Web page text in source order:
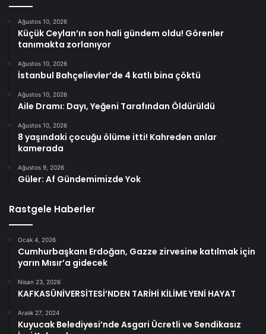
Ağustos 10, 2026
Küçük Ceylan’ın son hali gündem oldu! Görenler
tanımakta zorlanıyor
Ağustos 10, 2026
İstanbul Bahçelievler’de 4 katlı bina çöktü
Ağustos 10, 2026
Aile Dramı: Dayı, Yeğeni Tarafından Öldürüldü
Ağustos 10, 2026
8 yaşındaki çocuğu ölüme itti! Kahreden anlar
kamerada
Ağustos 9, 2026
Güler: Af Gündemimizde Yok
Rastgele Haberler
Ocak 4, 2026
Cumhurbaşkanı Erdoğan, Gazze zirvesine katılmak için
yarın Mısır’a gidecek
Nisan 23, 2026
KAFKASÜNİVERSİTESİ’NDEN TARİHİ KİLİME YENİ HAYAT
Aralık 27, 2024
Kuyucak Belediyesi’nde Asgari Ücretli ve Sendikasız